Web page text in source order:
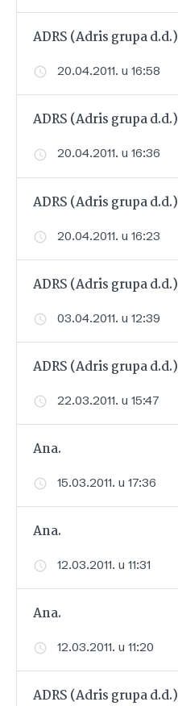
ADRS (Adris grupa d.d.)
20.04.2011. u 16:58
ADRS (Adris grupa d.d.)
20.04.2011. u 16:36
ADRS (Adris grupa d.d.)
20.04.2011. u 16:23
ADRS (Adris grupa d.d.)
03.04.2011. u 12:39
ADRS (Adris grupa d.d.)
22.03.2011. u 15:47
Ana.
15.03.2011. u 17:36
Ana.
12.03.2011. u 11:31
Ana.
12.03.2011. u 11:20
ADRS (Adris grupa d.d.)